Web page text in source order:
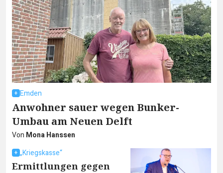
Emden
Anwohner sauer wegen Bunker-
Umbau am Neuen Delft
Von Mona Hanssen
„Kriegskasse“
Ermittlungen gegen